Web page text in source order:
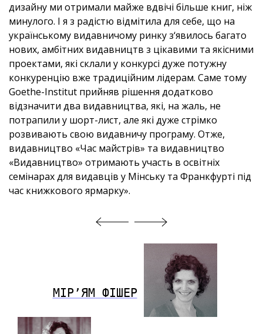
дизайну ми отримали майже вдвічі більше книг, ніж
минулого. І я з радістю відмітила для себе, що на
українському видавничому ринку з‘явилось багато
нових, амбітних видавництв з цікавими та якісними
проектами, які склали у конкурсі дуже потужну
конкуренцію вже традиційним лідерам. Саме тому
Goethe-Institut прийняв рішення додатково
відзначити два видавництва, які, на жаль, не
потрапили у шорт-лист, але які дуже стрімко
розвивають свою видавничу програму. Отже,
видавництво «Час майстрів» та видавництво
«Видавництво» отримають участь в освітніх
семінарах для видавців у Мінську та Франкфурті під
час книжкового ярмарку».
МІР’ЯМ ФІШЕР